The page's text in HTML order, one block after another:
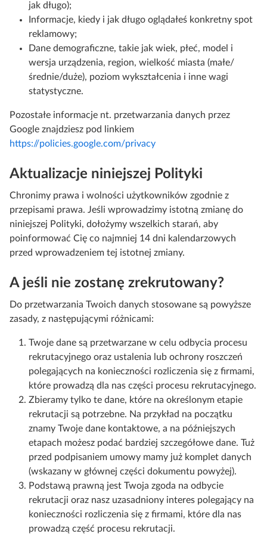
jak długo);
Informacje, kiedy i jak długo oglądałeś konkretny spot
reklamowy;
Dane demograficzne, takie jak wiek, płeć, model i
wersja urządzenia, region, wielkość miasta (małe/
średnie/duże), poziom wykształcenia i inne wagi
statystyczne.
Pozostałe informacje nt. przetwarzania danych przez
Google znajdziesz pod linkiem
https://policies.google.com/privacy
Aktualizacje niniejszej Polityki
Chronimy prawa i wolności użytkowników zgodnie z
przepisami prawa. Jeśli wprowadzimy istotną zmianę do
niniejszej Polityki, dołożymy wszelkich starań, aby
poinformować Cię co najmniej 14 dni kalendarzowych
przed wprowadzeniem tej istotnej zmiany.
A jeśli nie zostanę zrekrutowany?
Do przetwarzania Twoich danych stosowane są powyższe
zasady, z następującymi różnicami:
Twoje dane są przetwarzane w celu odbycia procesu
rekrutacyjnego oraz ustalenia lub ochrony roszczeń
polegających na konieczności rozliczenia się z firmami,
które prowadzą dla nas części procesu rekrutacyjnego.
Zbieramy tylko te dane, które na określonym etapie
rekrutacji są potrzebne. Na przykład na początku
znamy Twoje dane kontaktowe, a na późniejszych
etapach możesz podać bardziej szczegółowe dane. Tuż
przed podpisaniem umowy mamy już komplet danych
(wskazany w głównej części dokumentu powyżej).
Podstawą prawną jest Twoja zgoda na odbycie
rekrutacji oraz nasz uzasadniony interes polegający na
konieczności rozliczenia się z firmami, które dla nas
prowadzą część procesu rekrutacji.